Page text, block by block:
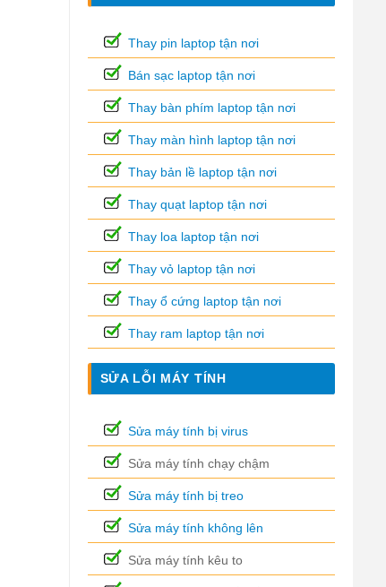
Thay pin laptop tận nơi
Bán sạc laptop tận nơi
Thay bàn phím laptop tận nơi
Thay màn hình laptop tận nơi
Thay bản lề laptop tận nơi
Thay quạt laptop tận nơi
Thay loa laptop tận nơi
Thay vỏ laptop tận nơi
Thay ổ cứng laptop tận nơi
Thay ram laptop tận nơi
SỬA LỖI MÁY TÍNH
Sửa máy tính bị virus
Sửa máy tính chạy chậm
Sửa máy tính bị treo
Sửa máy tính không lên
Sửa máy tính kêu to